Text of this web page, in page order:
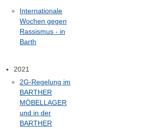
Internationale
Wochen gegen
Rassismus - in
Barth
2021
2G-Regelung im
BARTHER
MÖBELLAGER
und in der
BARTHER